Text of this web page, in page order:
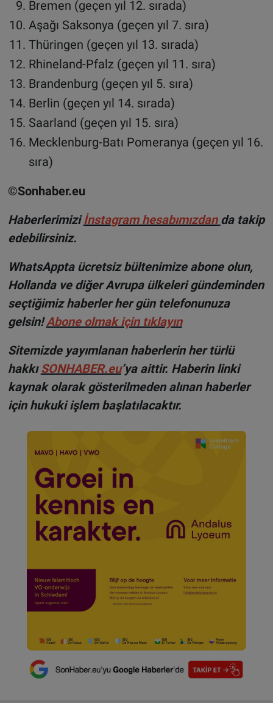
Bremen (geçen yıl 12. sırada)
Aşağı Saksonya (geçen yıl 7. sıra)
Thüringen (geçen yıl 13. sırada)
Rhineland-Pfalz (geçen yıl 11. sıra)
Brandenburg (geçen yıl 5. sıra)
Berlin (geçen yıl 14. sırada)
Saarland (geçen yıl 15. sıra)
Mecklenburg-Batı Pomeranya (geçen yıl 16.
sıra)
©Sonhaber.eu
Haberlerimiziİnstagram hesabımızdan da takip
edebilirsiniz.
WhatsAppta ücretsiz bültenimize abone olun,
Hollanda ve diğer Avrupa ülkeleri gündeminden
seçtiğimiz haberler her gün telefonunuza
gelsin!Abone olmak için tıklayın
Sitemizde yayımlanan haberlerin her türlü
hakkıSONHABER.eu’ya aittir. Haberin linki
kaynak olarak gösterilmeden alınan haberler
için hukuki işlem başlatılacaktır.